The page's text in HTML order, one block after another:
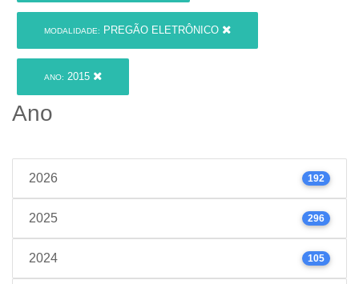
MODALIDADE: PREGÃO ELETRÔNICO
ANO: 2015
Ano
2026 192
2025 296
2024 105